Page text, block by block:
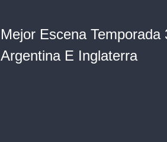
Mejor Escena
Argentina E Inglaterra